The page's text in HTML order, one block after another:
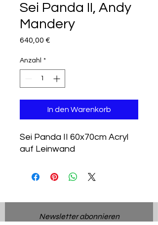
Sei Panda II, Andy
Mandery
640,00 €
Anzahl *
In den Warenkorb
Sei Panda II 60x70cm Acryl
auf Leinwand
Newsletter abonnieren